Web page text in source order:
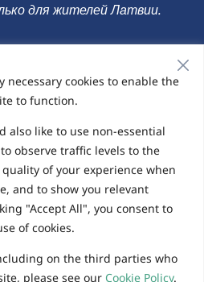
necessary cookies to enable the
to function.
also like to use non-essential
observe traffic levels to the
of your experience when
and to show you relevant
"Accept All", you consent to
of cookies.
on the third parties who
please see our Cookie Policy.
для жителей Латвии.
файлов cookie
Research
- United Kingdom
Nederlands – België
Français – France